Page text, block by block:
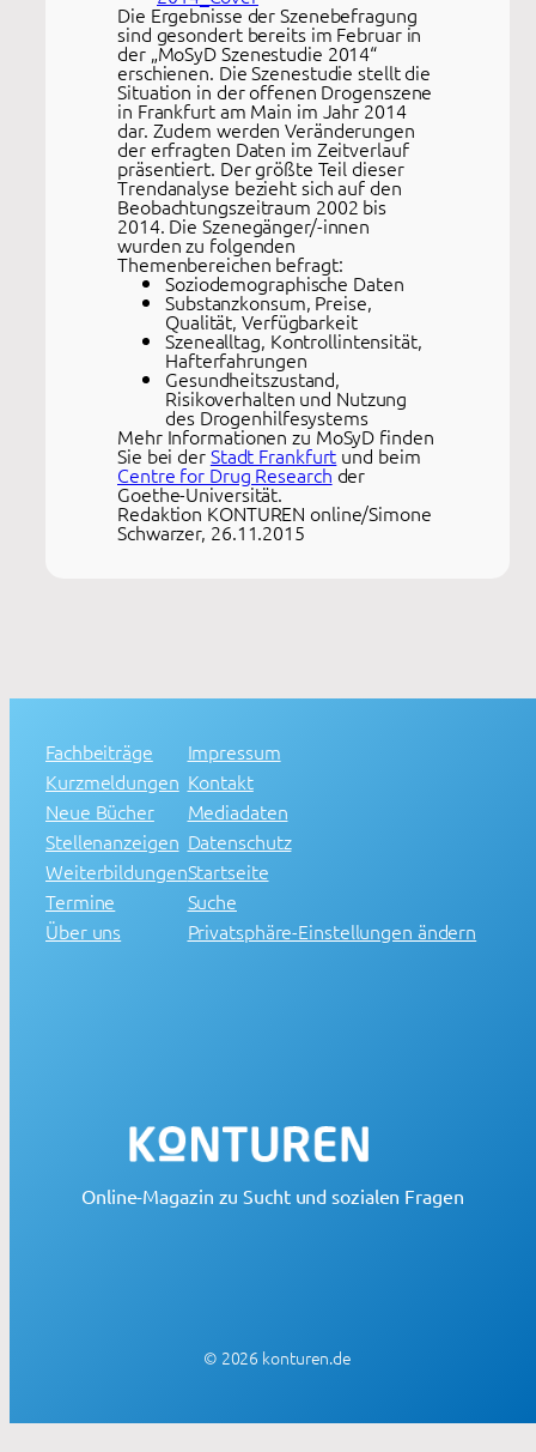
Die Ergebnisse der Szenebefragung
sind gesondert bereits im Februar in
der „MoSyD Szenestudie 2014“
erschienen. Die Szenestudie stellt die
Situation in der offenen Drogenszene
in Frankfurt am Main im Jahr 2014
dar. Zudem werden Veränderungen
der erfragten Daten im Zeitverlauf
präsentiert. Der größte Teil dieser
Trendanalyse bezieht sich auf den
Beobachtungszeitraum 2002 bis
2014. Die Szenegänger/-innen
wurden zu folgenden
Themenbereichen befragt:
Soziodemographische Daten
Substanzkonsum, Preise,
Qualität, Verfügbarkeit
Szenealltag, Kontrollintensität,
Hafterfahrungen
Gesundheitszustand,
Risikoverhalten und Nutzung
des Drogenhilfesystems
Mehr Informationen zu MoSyD finden
Sie bei derStadt Frankfurt und beim
Centre for Drug Researchder
Goethe-Universität.
Redaktion KONTUREN online/Simone
Schwarzer, 26.11.2015
Fachbeiträge
Kurzmeldungen
Neue Bücher
Stellenanzeigen
Weiterbildungen
Termine
Über uns
Impressum
Kontakt
Mediadaten
Datenschutz
Startseite
Suche
Privatsphäre-Einstellungen ändern
Online-Magazin zu Sucht und sozialen Fragen
© 2026 konturen.de